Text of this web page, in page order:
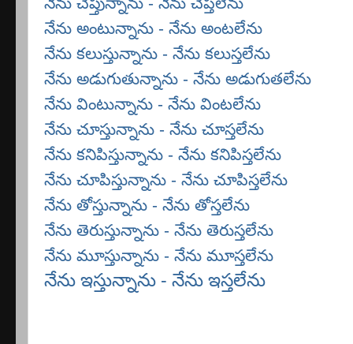
నేను అంటున్నాను - నేను అంటలేను
నేను కలుస్తున్నాను - నేను కలుస్తలేను
నేను అడుగుతున్నాను - నేను అడుగుతలేను
నేను వింటున్నాను - నేను వింటలేను
నేను చూస్తున్నాను - నేను చూస్తలేను
నేను కనిపిస్తున్నాను - నేను కనిపిస్తలేను
నేను చూపిస్తున్నాను - నేను చూపిస్తలేను
నేను తోస్తున్నాను - నేను తోస్తలేను
నేను తెరుస్తున్నాను - నేను తెరుస్తలేను
నేను మూస్తున్నాను - నేను మూస్తలేను
నేను ఇస్తున్నాను - నేను ఇస్తలేను